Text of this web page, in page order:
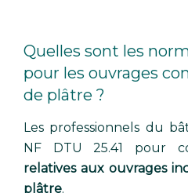
Quelles sont les
pour les ouvrages
de plâtre ?
Les professionnels du
NF DTU 25.41 pour
relatives aux ouvrages
plâtre.